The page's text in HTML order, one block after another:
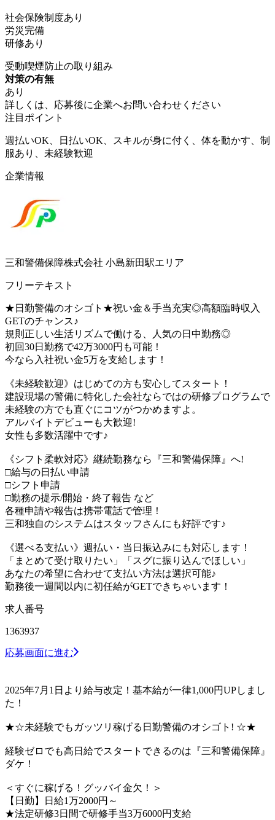
社会保険制度あり
労災完備
研修あり
受動喫煙防止の取り組み
対策の有無
あり
詳しくは、応募後に企業へお問い合わせください
注目ポイント
週払いOK、日払いOK、スキルが身に付く、体を動かす、制
服あり、未経験歓迎
企業情報
三和警備保障株式会社 小島新田駅エリア
フリーテキスト
★日勤警備のオシゴト★祝い金＆手当充実◎高額臨時収入
GETのチャンス♪
規則正しい生活リズムで働ける、人気の日中勤務◎
初回30日勤務で42万3000円も可能！
今なら入社祝い金5万を支給します！
《未経験歓迎》はじめての方も安心してスタート！
建設現場の警備に特化した会社ならではの研修プログラムで
未経験の方でも直ぐにコツがつかめますよ。
アルバイトデビューも大歓迎!
女性も多数活躍中です♪
《シフト柔軟対応》継続勤務なら『三和警備保障』へ!
□給与の日払い申請
□シフト申請
□勤務の提示/開始・終了報告 など
各種申請や報告は携帯電話で管理！
三和独自のシステムはスタッフさんにも好評です♪
《選べる支払い》週払い・当日振込みにも対応します！
「まとめて受け取りたい」「スグに振り込んでほしい」
あなたの希望に合わせて支払い方法は選択可能♪
勤務後一週間以内に初任給がGETできちゃいます！
求人番号
1363937
応募画面に進む
2025年7月1日より給与改定！基本給が一律1,000円UPしまし
た！
★☆未経験でもガッツリ稼げる日勤警備のオシゴト! ☆★
経験ゼロでも高日給でスタートできるのは『三和警備保障』
ダケ！
＜すぐに稼げる！グッバイ金欠！＞
【日勤】日給1万2000円～
★法定研修3日間で研修手当3万6000円支給